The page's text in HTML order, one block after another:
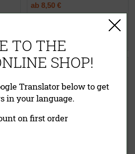
ab 8,50 €
inklusive MwSt.exkl.
Jetzt kaufen
Fliegenvernichter für die
TO THE
SHOP!
Translator below to get
in your language.
on first order